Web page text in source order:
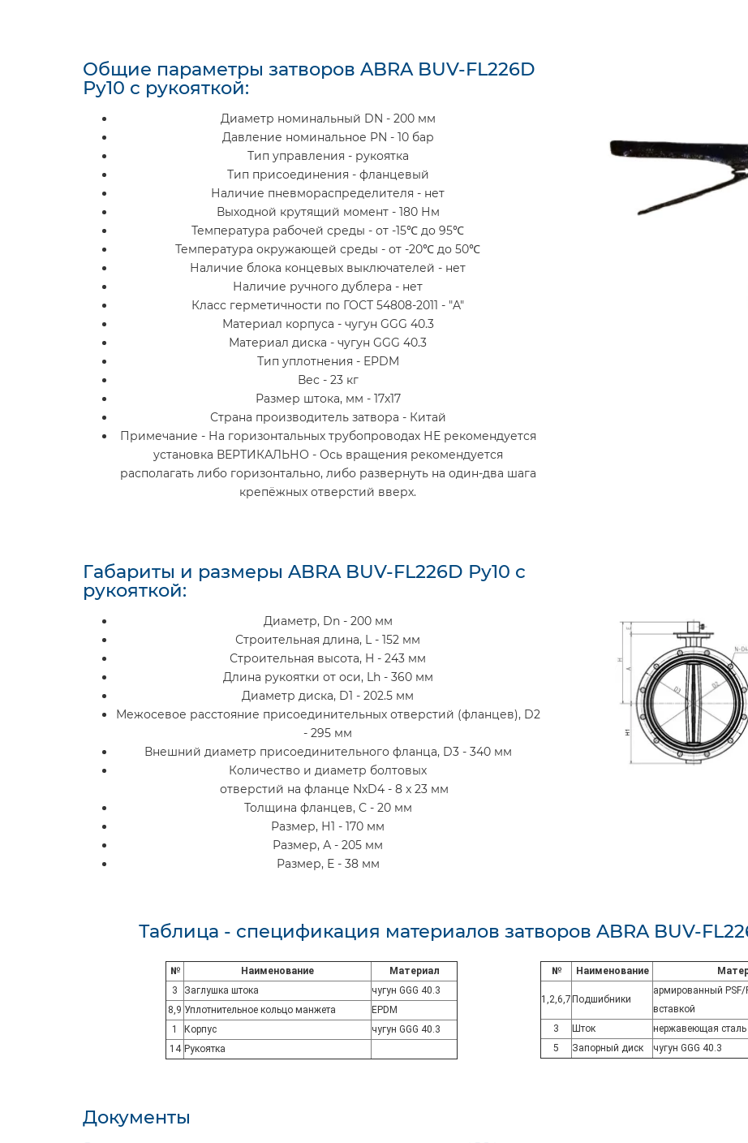
Общие параметры затворов ABRA BUV-FL226D
Ру10 с рукояткой:
Диаметр номинальный DN - 200 мм
Давление номинальное PN - 10 бар
Тип управления - рукоятка
Тип присоединения - фланцевый
Наличие пневмораспределителя - нет
Выходной крутящий момент - 180 Нм
Температура рабочей среды - от -15℃ до 95℃
Температура окружающей среды - от -20℃ до 50℃
Наличие блока концевых выключателей - нет
Наличие ручного дублера - нет
Класс герметичности по ГОСТ 54808-2011 - "A"
Материал корпуса - чугун GGG 40.3
Материал диска - чугун GGG 40.3
Тип уплотнения - EPDM
Вес - 23 кг
Размер штока, мм - 17х17
Страна производитель затвора - Китай
Примечание - На горизонтальных трубопроводах НЕ рекомендуется
установка ВЕРТИКАЛЬНО - Ось вращения рекомендуется
располагать либо горизонтально, либо развернуть на один-два шага
крепёжных отверстий вверх.
Габариты и размеры ABRA BUV-FL226D Ру10 с
рукояткой:
Диаметр, Dn - 200 мм
Строительная длина, L - 152 мм
Строительная высота, H - 243 мм
Длина рукоятки от оси, Lh - 360 мм
Диаметр диска, D1 - 202.5 мм
Межосевое расстояние присоединительных отверстий (фланцев), D2
- 295 мм
Внешний диаметр присоединительного фланца, D3 - 340 мм
Количество и диаметр болтовых
отверстий на фланце NхD4 - 8 x 23 мм
Толщина фланцев, С - 20 мм
Размер, Н1 - 170 мм
Размер, А - 205 мм
Размер, Е - 38 мм
Таблица - спецификация материалов затворов ABRA BUV-
№ Наименование
Материал
3
Заглушка штока
чугун GGG 40.3
8,9 Уплотнительное кольцо манжета
EPDM
1
Корпус
чугун GGG 40.3
14 Рукоятка
№ Наименование
1,2,6,7 Подшибники
армированный PSF/
вставкой
3
Шток
нержавеющая сталь
5
Запорный диск чугун GGG 40.3
Документы